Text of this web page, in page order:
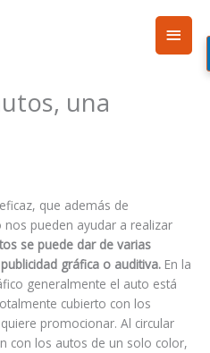
una
que además de
pueden ayudar a realizar
se puede dar de varias
gráfica o auditiva. En la
generalmente el auto está
cubierto con los
promocionar. Al circular
con los autos de un solo color,